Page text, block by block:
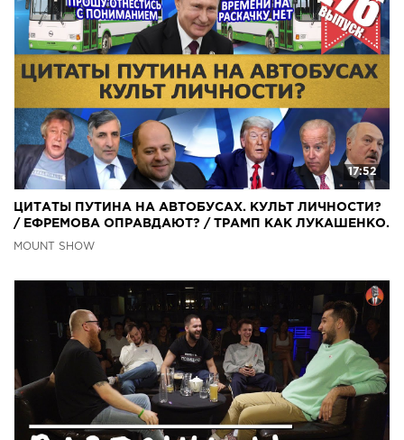
17:52
ЦИТАТЫ ПУТИНА НА АВТОБУСАХ. КУЛЬТ ЛИЧНОСТИ?
/ ЕФРЕМОВА ОПРАВДАЮТ? / ТРАМП КАК ЛУКАШЕНКО.
MS#276
MOUNT SHOW